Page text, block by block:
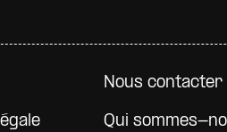
Nous contacter
Qui sommes-